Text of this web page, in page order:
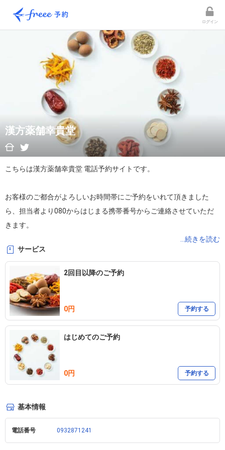
ログイン
漢方薬舗幸貴堂
こちらは漢方薬舗幸貴堂 電話予約サイトです。
お客様のご都合がよろしいお時間帯にご予約をいれて頂きました
ら、担当者より080からはじまる携帯番号からご連絡させていただ
きます。
ご相談のお時間は、20分～30分程度になります。
【重要】
～新規の患者様～
※ご相談・ご提案料金につきましては、幸貴堂で商品のご購入、治
療ご希望の患者様はすべて『無料』となります。
※ご相談や提案のみご希望の患者様、幸貴堂で治療のご希望なしの
(詳しくは下記の幸貴堂トップページのご確認をお願い致します。)
...続きを読む
サービス
2回目以降のご予約
0円 予約する
はじめてのご予約
0円 予約する
基本情報
電話番号 0932871241